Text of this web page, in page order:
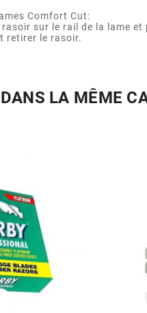
Comfort Cut:
sur le rail de la lame
retirer le rasoir.
LA MÊME